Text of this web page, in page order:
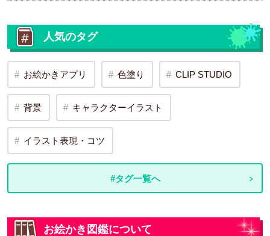
人気のタグ
お絵かきアプリ 色塗り CLIP STUDIO
背景 キャラクターイラスト
イラスト表現・コツ
#タグ一覧へ
お絵かき図鑑について